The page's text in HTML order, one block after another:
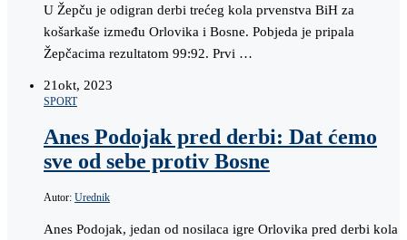
U Žepču je odigran derbi trećeg kola prvenstva BiH za
košarkaše između Orlovika i Bosne. Pobjeda je pripala
Žepčacima rezultatom 99:92. Prvi …
21okt, 2023
SPORT
Anes Podojak pred derbi: Dat ćemo
sve od sebe protiv Bosne
Autor: Urednik
Anes Podojak, jedan od nosilaca igre Orlovika pred derbi kola